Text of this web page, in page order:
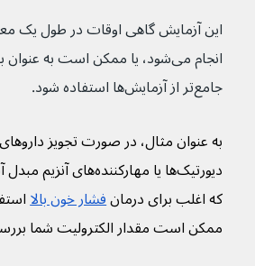
این آزمایش گاهی اوقات در طول یک
جامع‌تر از آزمایش‌ها استفاده شود.
به عنوان مثال، در صورت تجویز
که اغلب برای درمان فشار خون بالا
ممکن است مقدار الکترولیت شما